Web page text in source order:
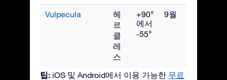
Vulpecula
헤
르
클
레
스
+90°
에서
-55°
9월
팁: iOS 및 Android에서 이용 가능한 무료